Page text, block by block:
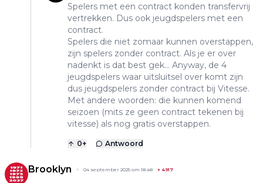
Spelers met een contract konden transfervrij
vertrekken. Dus ook jeugdspelers met een
contract.
Spelers die niet zomaar kunnen overstappen,
zijn spelers zonder contract. Als je er over
nadenkt is dat best gek... Anyway, de 4
jeugdspelers waar uitsluitsel over komt zijn
dus jeugdspelers zonder contract bij Vitesse.
Met andere woorden: die kunnen komend
seizoen (mits ze geen contract tekenen bij
vitesse) als nog gratis overstappen.
0+ Antwoord
Brooklyn 04 september 2025 om 18:48 + 4917